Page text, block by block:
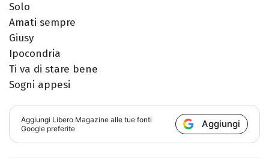
Solo
Amati sempre
Giusy
Ipocondria
Ti va di stare bene
Sogni appesi
Aggiungi Libero Magazine alle tue fonti
Google preferite
Aggiungi